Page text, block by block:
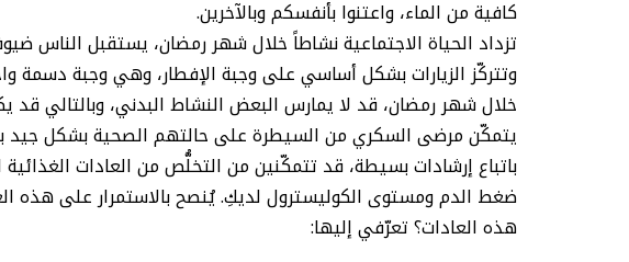
كافية من الماء، واعتنوا بأنفسكم وبالآخرين.
تزداد الحياة الاجتماعية نشاطاً خلال شهر رمضان، يستقبل الناس
وتتركّز الزيارات بشكل أساسي على وجبة الإفطار، وهي وجبة دسمة
خلال شهر رمضان، قد لا يمارس البعض النشاط البدني، وبالتالي قد
يتمكّن مرضى السكري من السيطرة على حالتهم الصحية بشكل جيد
باتباع إرشادات بسيطة، قد تتمكّنين من التخلُّص من العادات
ضغط الدم ومستوى الكوليسترول لديكِ. يُنصح بالاستمرار على هذه
هذه العادات؟ تعرّفي إليها: